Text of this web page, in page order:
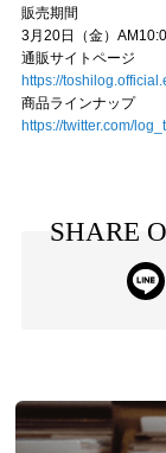
販売期間
3月20日（金）
通販サイトページ
https://
商品ラインナップ
https://twitter.com/
SHARE